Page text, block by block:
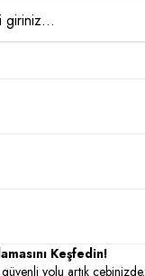
Keşfedin!
yolu artık cebinizde.